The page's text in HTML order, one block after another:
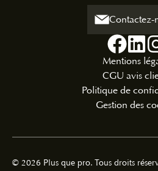
Contactez-
Mentions
CGU avis
Politique de
Gestion des
© 2026 Plus que pro. Tous droits